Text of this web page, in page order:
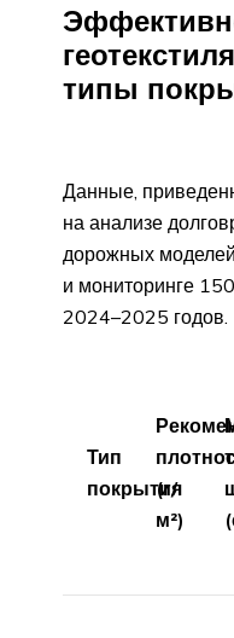
типы
Данные,
на анализе
дорожных
и мониторинге
2024–2025 годов.
Тип
покрытия
(г/
м²)